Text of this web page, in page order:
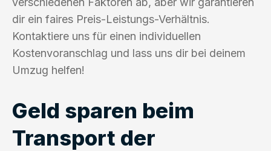
dir ein faires Preis-Leistungs-Verhältnis.
Kontaktiere uns für einen individuellen
Kostenvoranschlag und lass uns dir bei deinem
Umzug helfen!
Geld sparen beim
Transport der